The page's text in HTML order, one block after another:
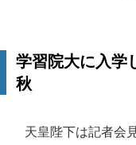
学習院大に入学
秋
天皇陛下は記者会